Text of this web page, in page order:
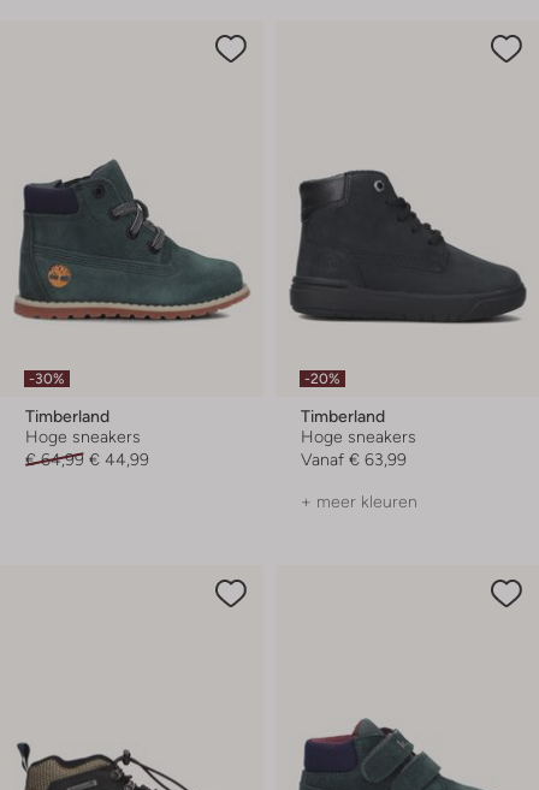
-30%
Timberland
Hoge sneakers
€ 64,99 € 44,99
-20%
Timberland
Hoge sneakers
Vanaf € 63,99
+ meer kleuren